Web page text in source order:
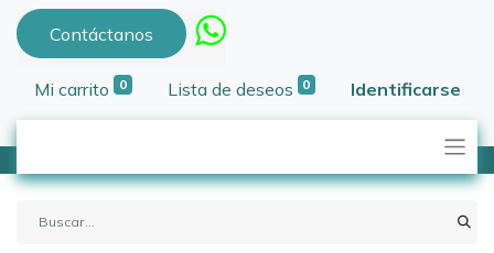
Contáctanos
Mi carrito 0 Lista de deseos 0 Identificarse